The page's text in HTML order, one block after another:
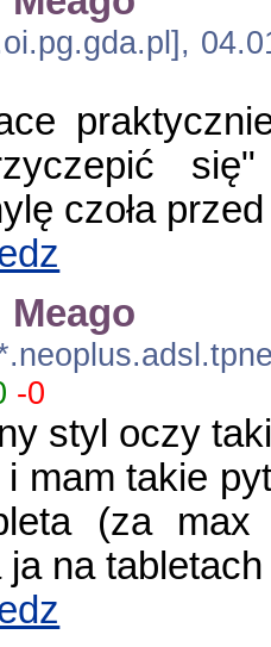
czoła
Meago
-0
styl oczy
i mam takie
(za max
ja na